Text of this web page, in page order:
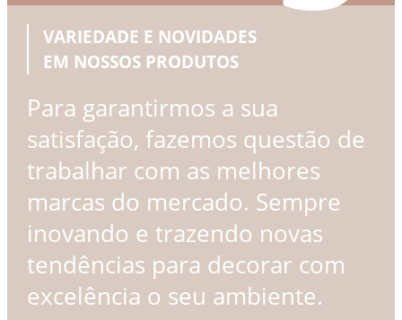
VARIEDADE E NOVIDADES
EM NOSSOS PRODUTOS
Para garantirmos a sua
satisfação, fazemos questão de
trabalhar com as melhores
marcas do mercado. Sempre
inovando e trazendo novas
tendências para decorar com
excelência o seu ambiente.